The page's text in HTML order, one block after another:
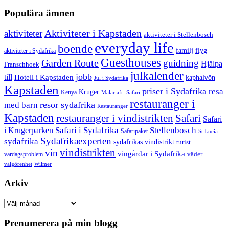
Populära ämnen
aktiviteterAktiviteter i Kapstaden aktiviteter i Stellenbosch
aktiviteter i Sydafrika boende everyday life familj flyg
Franschhoek Garden Route Guesthouses guidning Hjälpa
till Hotell i Kapstaden jobb Jul i Sydafrika julkalender kaphalvön
Kapstaden Kenya Kruger Malariafri Safari priser i Sydafrika resa
med barn resor sydafrika Restauranger restauranger i
Kapstaden restauranger i vindistrikten Safari Safari
i Krugerparken Safari i Sydafrika Safaripaket Stellenbosch St Lucia
sydafrika Sydafrikaexperten sydafrikas vindistrikt turist
vardagsproblem vinvindistrikten vingårdar i Sydafrika väder
välgörenhet Wilmer
Arkiv
Arkiv
Prenumerera på min blogg